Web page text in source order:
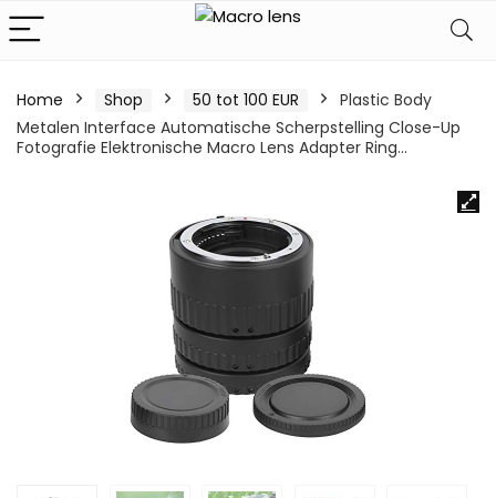
Home Shop 50 tot 100 EUR
Plastic Body
Metalen Interface Automatische Scherpstelling Close-Up
Fotografie Elektronische Macro Lens Adapter Ring…